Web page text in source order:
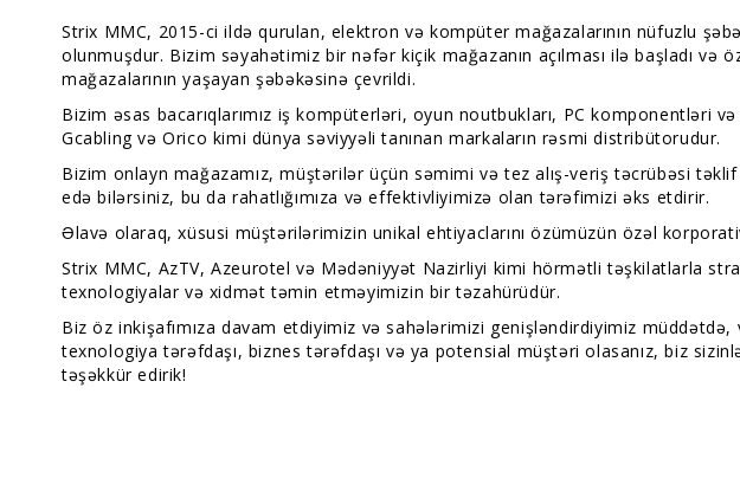
Strix MMC, 2015-ci ildə qurulan, elektron və kompüter mağazalarının nüfuzlu
olunmuşdur. Bizim səyahətimiz bir nəfər kiçik mağazanın açılması ilə başladı və
mağazalarının yaşayan şəbəkəsinə çevrildi.
Bizim əsas bacarıqlarımız iş kompüterləri, oyun noutbukları, PC komponentləri
Gcabling və Orico kimi dünya səviyyəli tanınan markaların rəsmi distribütorudur.
Bizim onlayn mağazamız, müştərilər üçün səmimi və tez alış-veriş təcrübəsi təklif
edə bilərsiniz, bu da rahatlığımıza və effektivliyimizə olan tərəfimizi əks etdirir.
Əlavə olaraq, xüsusi müştərilərimizin unikal ehtiyaclarını özümüzün özəl
Strix MMC, AzTV, Azeurotel və Mədəniyyət Nazirliyi kimi hörmətli təşkilatlarla
texnologiyalar və xidmət təmin etməyimizin bir təzahürüdür.
Biz öz inkişafımıza davam etdiyimiz və sahələrimizi genişləndirdiyimiz
texnologiya tərəfdaşı, biznes tərəfdaşı və ya potensial müştəri olasanız, biz
təşəkkür edirik!